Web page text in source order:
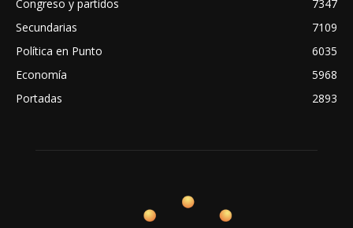
Congreso y partidos
7347
Secundarias
7109
Política en Punto
6035
Economía
5968
Portadas
2893